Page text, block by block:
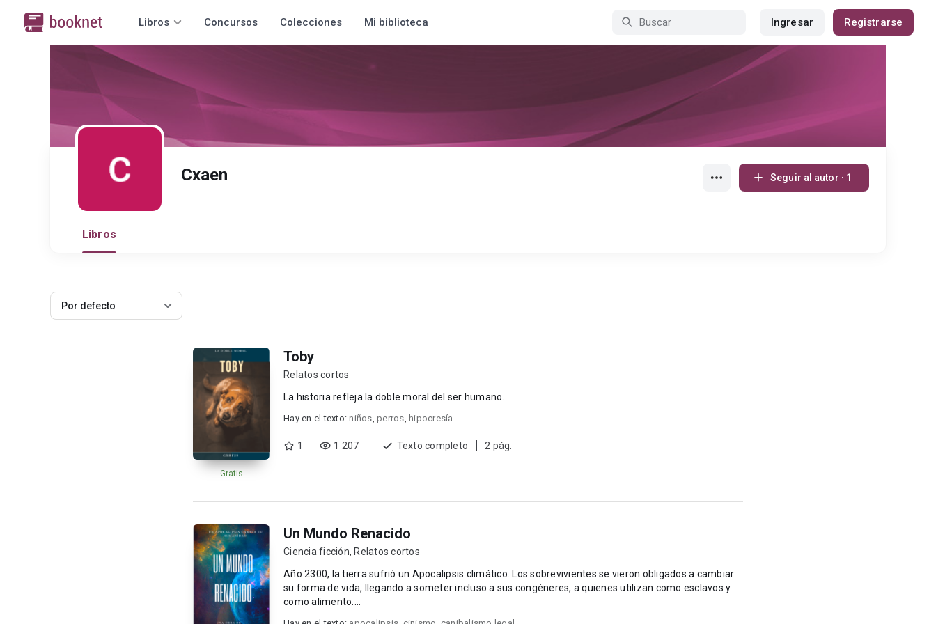
Libros Concursos Colecciones Mi biblioteca Ingresar Registrarse
Cxaen Seguir al autor · 1
Libros
Por defecto
Gratis
Toby
Relatos cortos
La historia refleja la doble moral del ser humano....
Hay en el texto:niños, perros, hipocresía
1 1 207 Texto completo 2 pág.
Un Mundo Renacido
Ciencia ficción, Relatos cortos
Año 2300, la tierra sufrió un Apocalipsis climático. Los sobrevivientes se vieron obligados a cambiar
su forma de vida, llegando a someter incluso a sus congéneres, a quienes utilizan como esclavos y
como alimento....